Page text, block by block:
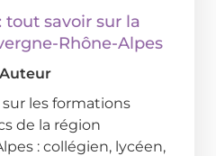
tout savoir sur la
Rhône-Alpes
les formations
de la région
: collégien, lycéen,